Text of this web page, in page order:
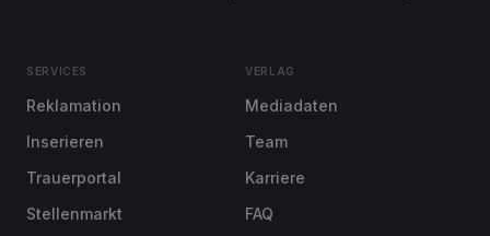
SERVICES
Reklamation
Inserieren
Trauerportal
Stellenmarkt
VERLAG
Mediadaten
Team
Karriere
FAQ